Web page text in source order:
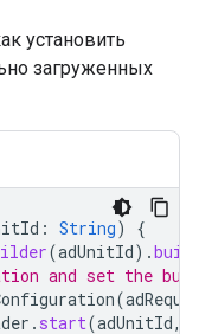
установить
загруженных
: String)
{
(adUnitId).
and set the
(
. start(adUnitId,